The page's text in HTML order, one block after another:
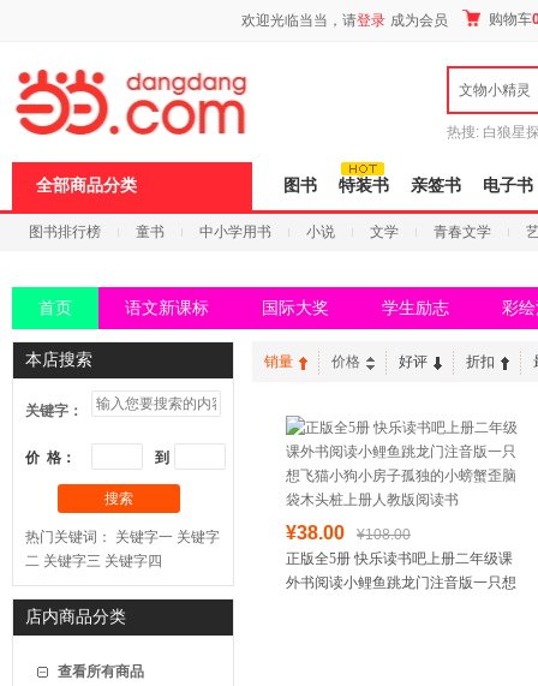
欢迎光临当当，请登录 成为会员 购物车
文物小精灵
热搜: 白狼星
全部商品分类 图书 特装书 亲签书 电子书
图书排行榜 童书 中小学用书 小说 文学 青春文学
首页 语文新课标 国际大奖 学生励志 彩
本店搜索
关键字：
价 格： 到
搜索
热门关键词： 关键字一 关键字
二 关键字三 关键字四
店内商品分类
查看所有商品
销量 价格 好评 折扣
¥38.00
¥108.00
正版全5册 快乐读书吧上册二年级课
外书阅读小鲤鱼跳龙门注音版一只想
页
浪
打